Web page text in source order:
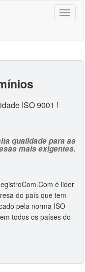
Toggle
s
ISO 9001 !
qualidade para as
mais exigentes.
é lider
do país que tem
pela norma ISO
todos os países do